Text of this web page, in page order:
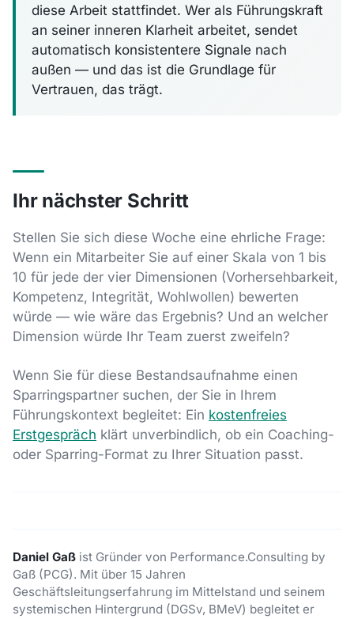
diese Arbeit stattfindet. Wer als Führungskraft
an seiner inneren Klarheit arbeitet, sendet
automatisch konsistentere Signale nach
außen — und das ist die Grundlage für
Vertrauen, das trägt.
Ihr nächster Schritt
Stellen Sie sich diese Woche eine ehrliche Frage:
Wenn ein Mitarbeiter Sie auf einer Skala von 1 bis
10 für jede der vier Dimensionen (Vorhersehbarkeit,
Kompetenz, Integrität, Wohlwollen) bewerten
würde — wie wäre das Ergebnis? Und an welcher
Dimension würde Ihr Team zuerst zweifeln?
Wenn Sie für diese Bestandsaufnahme einen
Sparringspartner suchen, der Sie in Ihrem
Führungskontext begleitet: Ein kostenfreies
Erstgespräch klärt unverbindlich, ob ein Coaching-
oder Sparring-Format zu Ihrer Situation passt.
Daniel Gaß ist Gründer von Performance.Consulting by
Gaß (PCG). Mit über 15 Jahren
Geschäftsleitungserfahrung im Mittelstand und seinem
systemischen Hintergrund (DGSv, BMeV) begleitet er